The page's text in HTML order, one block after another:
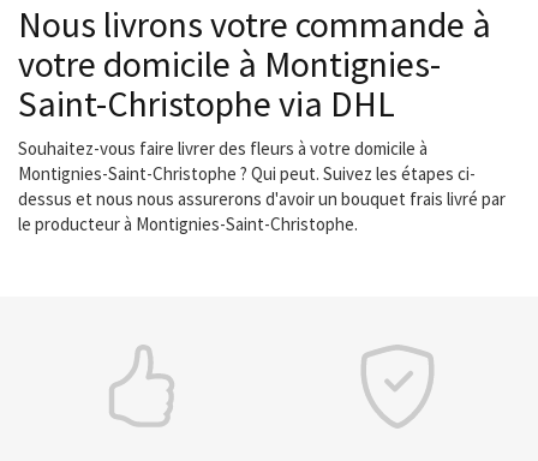
Nous livrons votre commande à
votre domicile à Montignies-
Saint-Christophe via DHL
Souhaitez-vous faire livrer des fleurs à votre domicile à
Montignies-Saint-Christophe ? Qui peut. Suivez les étapes ci-
dessus et nous nous assurerons d'avoir un bouquet frais livré par
le producteur à Montignies-Saint-Christophe.